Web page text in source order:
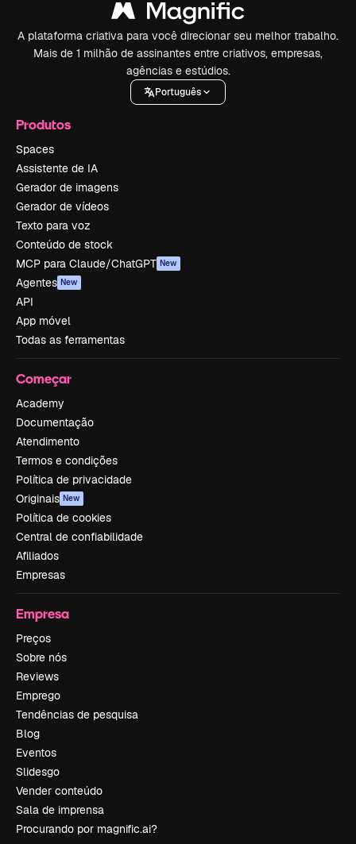
A plataforma criativa para você direcionar seu melhor trabalho.
Mais de 1 milhão de assinantes entre criativos, empresas,
agências e estúdios.
Português
Produtos
Spaces
Assistente de IA
Gerador de imagens
Gerador de vídeos
Texto para voz
Conteúdo de stock
MCP para Claude/ChatGPT New
Agentes New
API
App móvel
Todas as ferramentas
Começar
Academy
Documentação
Atendimento
Termos e condições
Política de privacidade
Originais New
Política de cookies
Central de confiabilidade
Afiliados
Empresas
Empresa
Preços
Sobre nós
Reviews
Emprego
Tendências de pesquisa
Blog
Eventos
Slidesgo
Vender conteúdo
Sala de imprensa
Procurando por magnific.ai?